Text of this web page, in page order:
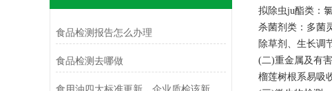
食品检测报告怎么办理
食品检测去哪做
拟除虫ju酯类：
杀菌剂类：多菌
除草剂、生长调
(二)重金属及有
榴莲树根系易吸